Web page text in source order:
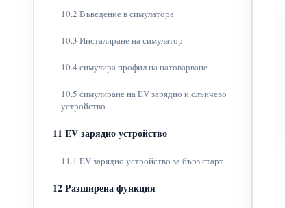
10.2 Въведение в симулатора
10.3 Инсталиране на симулатор
10.4 симулира профил на натоварване
10.5 симулиране на EV зарядно и слънчево
устройство
11 EV зарядно устройство
11.1 EV зарядно устройство за бърз старт
12 Разширена функция